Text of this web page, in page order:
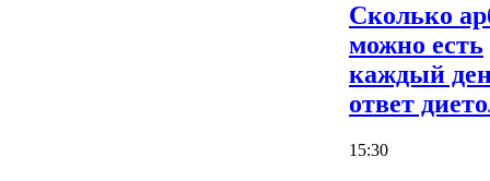
Сколько
можно есть
каждый
ответ
15:30